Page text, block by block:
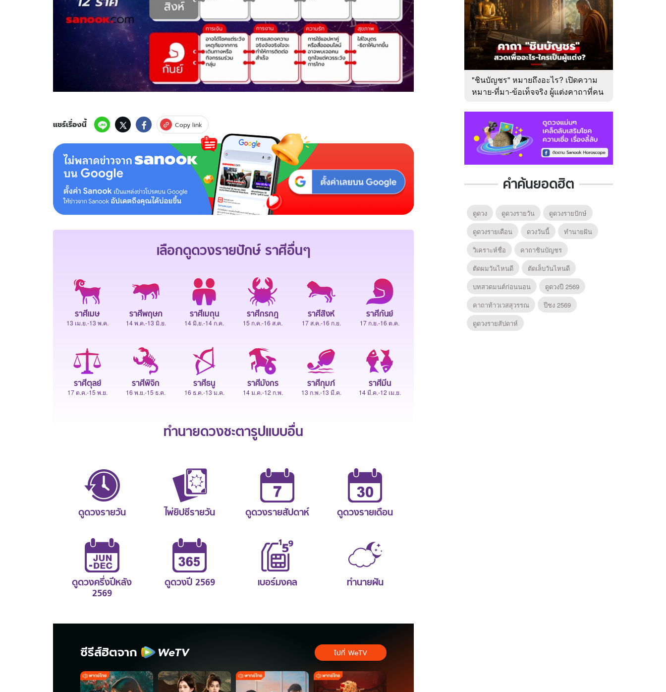
แชร์เรื่องนี้ Copy link
เลือกดูดวงรายปักษ์ราศีอื่นๆ
ราศีเมษ
13 เม.ย.-13 พ.ค.
ราศีพฤษภ
14 พ.ค.-13 มิ.ย.
ราศีเมถุน
14 มิ.ย.-14 ก.ค.
ราศีกรกฎ
15 ก.ค.-16 ส.ค.
ราศีสิงห์
17 ส.ค.-16 ก.ย.
ราศีกันย์
17 ก.ย.-16 ต.ค.
ราศีตุลย์
17 ต.ค.-15 พ.ย.
ราศีพิจิก
16 พ.ย.-15 ธ.ค.
ราศีธนู
16 ธ.ค.-13 ม.ค.
ราศีมังกร
14 ม.ค.-12 ก.พ.
ราศีกุมภ์
13 ก.พ.-13 มี.ค.
ราศีมีน
14 มี.ค.-12 เม.ย.
ทำนายดวงชะตารูปแบบอื่น
ดูดวงรายวัน ไพ่ยิปซีรายวัน ดูดวงรายสัปดาห์ ดูดวงรายเดือน
ดูดวงครึ่งปีหลัง
2569
ดูดวงปี 2569 เบอร์มงคล ทำนายฝัน
ซีรีส์ฮิตจาก ไปที่ WeTV
"ชินบัญชร" หมายถึงอะไร? เปิดความ
หมาย-ที่มา-ข้อเท็จจริง ผู้แต่งคาถาที่คน
คำค้นยอดฮิต
ดูดวง ดูดวงรายวัน
ดูดวงรายปักษ์
ดูดวงรายเดือน
ดวงวันนี้
ทํานายฝัน
วิเคราะห์ชื่อ
คาถาชินบัญชร
ตัดผมวันไหนดี
ตัดเล็บวันไหนดี
บทสวดมนต์ก่อนนอน
ดูดวงปี 2569
คาถาท้าวเวสสุวรรณ
ปีชง 2569
ดูดวงรายสัปดาห์